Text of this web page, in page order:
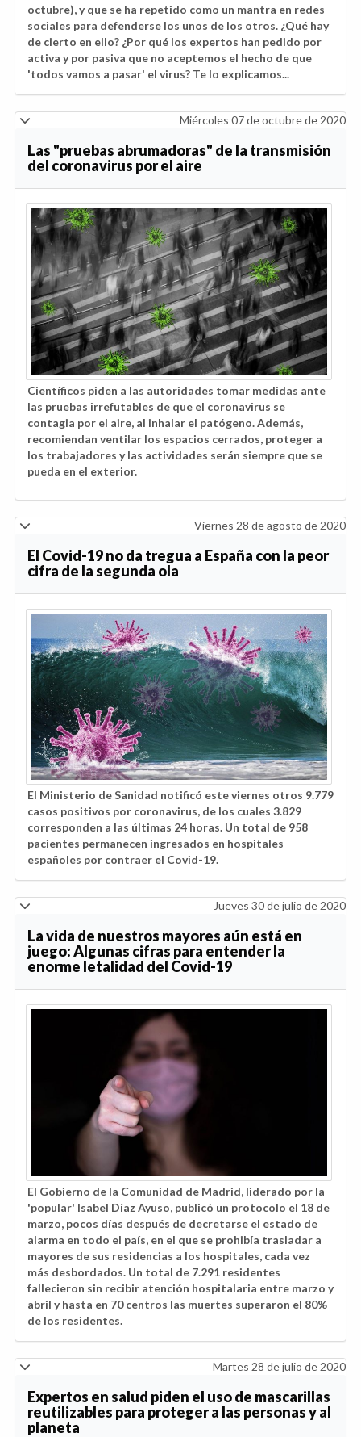
octubre), y que se ha repetido como un mantra en redes
sociales para defenderse los unos de los otros. ¿Qué hay
de cierto en ello? ¿Por qué los expertos han pedido por
activa y por pasiva que no aceptemos el hecho de que
'todos vamos a pasar' el virus? Te lo explicamos...
Miércoles 07 de octubre de 2020
Las "pruebas abrumadoras" de la transmisión
del coronavirus por el aire
Científicos piden a las autoridades tomar medidas ante
las pruebas irrefutables de que el coronavirus se
contagia por el aire, al inhalar el patógeno. Además,
recomiendan ventilar los espacios cerrados, proteger a
los trabajadores y las actividades serán siempre que se
pueda en el exterior.
Viernes 28 de agosto de 2020
El Covid-19 no da tregua a España con la peor
cifra de la segunda ola
El Ministerio de Sanidad notificó este viernes otros 9.779
casos positivos por coronavirus, de los cuales 3.829
corresponden a las últimas 24 horas. Un total de 958
pacientes permanecen ingresados en hospitales
españoles por contraer el Covid-19.
Jueves 30 de julio de 2020
La vida de nuestros mayores aún está en
juego: Algunas cifras para entender la
enorme letalidad del Covid-19
El Gobierno de la Comunidad de Madrid, liderado por la
'popular' Isabel Díaz Ayuso, publicó un protocolo el 18 de
marzo, pocos días después de decretarse el estado de
alarma en todo el país, en el que se prohibía trasladar a
mayores de sus residencias a los hospitales, cada vez
más desbordados. Un total de 7.291 residentes
fallecieron sin recibir atención hospitalaria entre marzo y
abril y hasta en 70 centros las muertes superaron el 80%
de los residentes.
Martes 28 de julio de 2020
Expertos en salud piden el uso de mascarillas
reutilizables para proteger a las personas y al
planeta